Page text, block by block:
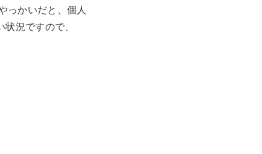
っかいだと、個人
況ですので、